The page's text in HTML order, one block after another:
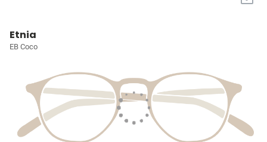
Etnia
EB Coco